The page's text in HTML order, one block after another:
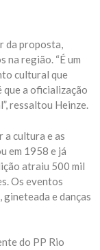
da proposta,
na região. “É um
cultural que
que a oficialização
ressaltou Heinze.
a cultura e as
em 1958 e já
atraiu 500 mil
Os eventos
gineteada e danças
do PP Rio